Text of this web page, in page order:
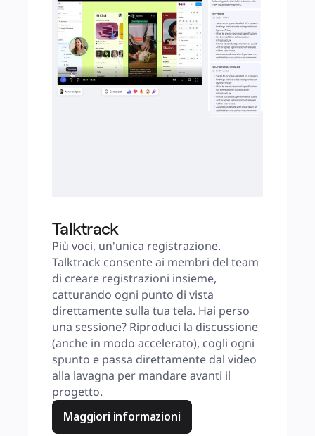
Talktrack
Più voci, un'unica registrazione.
Talktrack consente ai membri del team
di creare registrazioni insieme,
catturando ogni punto di vista
direttamente sulla tua tela. Hai perso
una sessione? Riproduci la discussione
(anche in modo accelerato), cogli ogni
spunto e passa direttamente dal video
alla lavagna per mandare avanti il
progetto.
Maggiori informazioni